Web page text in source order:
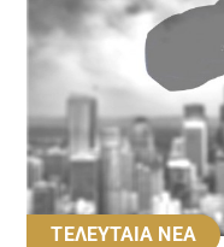
ΤΕΛΕΥΤΑΙΑ ΝΕΑ